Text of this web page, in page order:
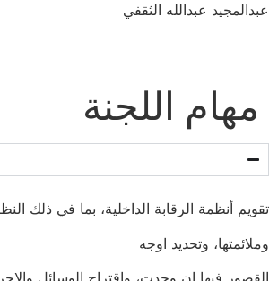
عبدالمجيد عبدالله الثقفي
مهام اللجنة
تقويم أنظمة الرقابة الداخلية، بما في ذلك
وملائمتها، وتحديد اوجه